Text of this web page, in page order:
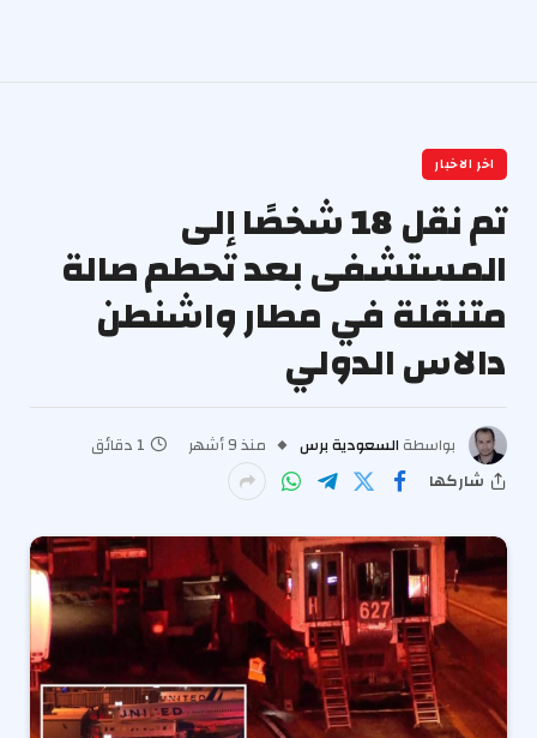
اخر الاخبار
تم نقل 18 شخصًا إلى
المستشفى بعد تحطم صالة
متنقلة في مطار واشنطن
دالاس الدولي
بواسطة السعودية برس منذ 9 أشهر
1 دقائق
شاركها